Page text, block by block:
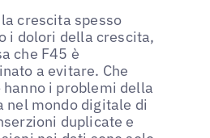
crescita spesso
i dolori della crescita,
che F45 è
a evitare. Che
hanno i problemi della
nel mondo digitale di
duplicate e